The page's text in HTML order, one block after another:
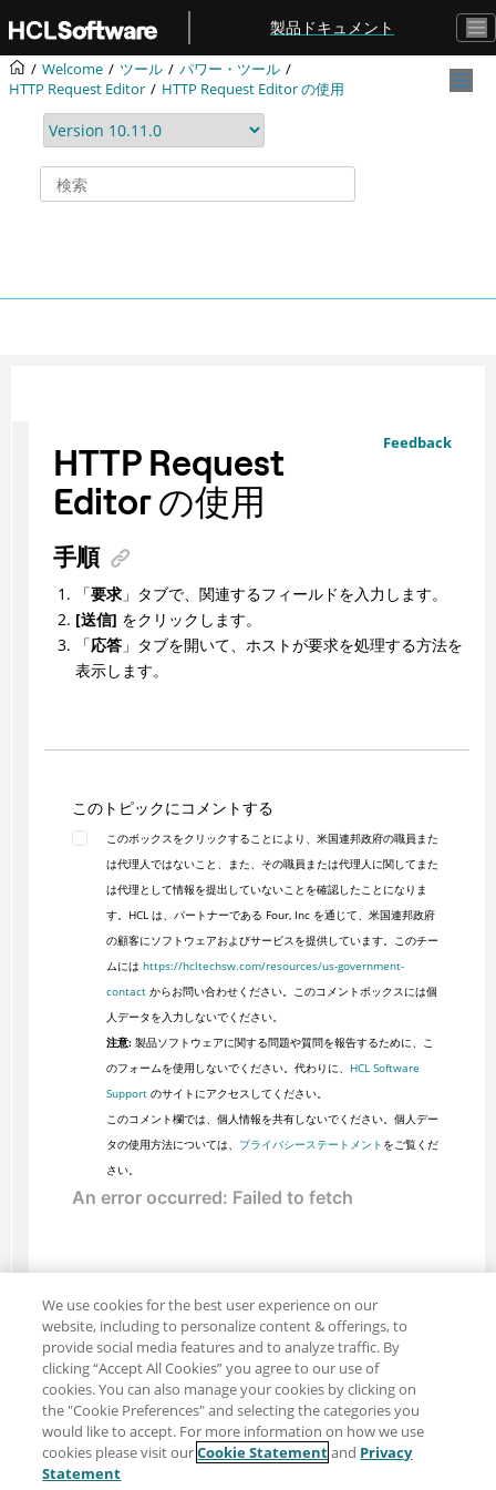
メインコンテンツにジャンプ
製品ドキュメント
Welcome ツール
パワー・ツール
HTTP Request Editor
HTTP Request Editorの使用
Feedback
HTTP Request
Editorの使用
手順
「要求」タブで、関連するフィールドを入力します。
[送信] をクリックします。
「応答」タブを開いて、ホストが要求を処理する方法を
表示します。
このトピックにコメントする
このボックスをクリックすることにより、米国連邦政府の職員また
は代理人ではないこと、また、その職員または代理人に関してまた
は代理として情報を提出していないことを確認したことになりま
す。HCL は、パートナーである Four, Inc を通じて、米国連邦政府
の顧客にソフトウェアおよびサービスを提供しています。このチー
ムには https://hcltechsw.com/resources/us-government-
contactからお問い合わせください。このコメントボックスには個
人データを入力しないでください。
注意:製品ソフトウェアに関する問題や質問を報告するために、こ
のフォームを使用しないでください。代わりに、 HCL Software
Supportのサイトにアクセスしてください。
このコメント欄では、個人情報を共有しないでください。個人デー
タの使用方法については、 プライバシーステートメント をご覧くだ
さい。
共有: メール
ツイッター
We use cookies for the best user experience on our
website, including to personalize content & offerings, to
provide social media features and to analyze traffic. By
clicking “Accept All Cookies” you agree to our use of
cookies. You can also manage your cookies by clicking on
the "Cookie Preferences" and selecting the categories you
would like to accept. For more information on how we use
cookies please visit ourCookie Statementand Privacy
Statement